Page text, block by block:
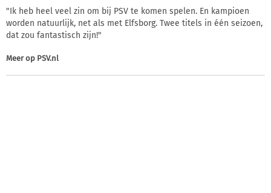
"Ik heb heel veel zin om bij PSV te komen spelen. En kampioen
worden natuurlijk, net als met Elfsborg. Twee titels in één seizoen,
dat zou fantastisch zijn!"
Meer op PSV.nl